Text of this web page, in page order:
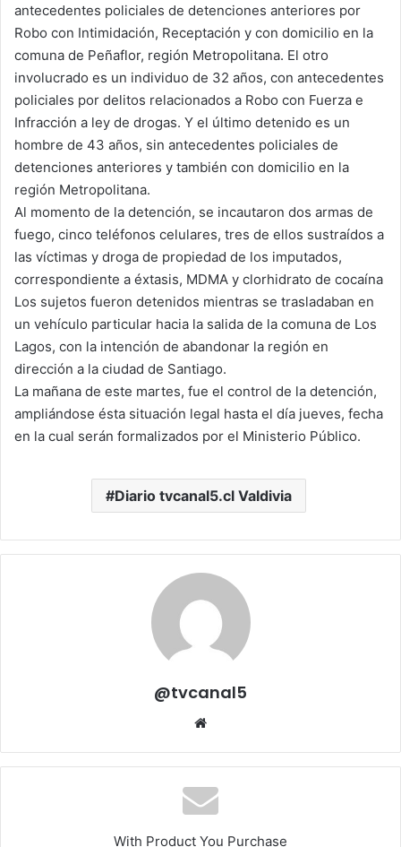
antecedentes policiales de detenciones anteriores por
Robo con Intimidación, Receptación y con domicilio en la
comuna de Peñaflor, región Metropolitana. El otro
involucrado es un individuo de 32 años, con antecedentes
policiales por delitos relacionados a Robo con Fuerza e
Infracción a ley de drogas. Y el último detenido es un
hombre de 43 años, sin antecedentes policiales de
detenciones anteriores y también con domicilio en la
región Metropolitana.
Al momento de la detención, se incautaron dos armas de
fuego, cinco teléfonos celulares, tres de ellos sustraídos a
las víctimas y droga de propiedad de los imputados,
correspondiente a éxtasis, MDMA y clorhidrato de cocaína
Los sujetos fueron detenidos mientras se trasladaban en
un vehículo particular hacia la salida de la comuna de Los
Lagos, con la intención de abandonar la región en
dirección a la ciudad de Santiago.
La mañana de este martes, fue el control de la detención,
ampliándose ésta situación legal hasta el día jueves, fecha
en la cual serán formalizados por el Ministerio Público.
Diario tvcanal5.cl Valdivia
@tvcanal5
With Product You Purchase